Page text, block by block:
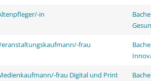
in
frau
frau Digital und Print